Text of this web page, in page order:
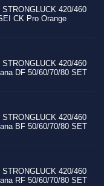
420/460
CK Pro Orange
420/460
DF 50/60/70/80 SET
420/460
BF 50/60/70/80 SET
420/460
RF 50/60/70/80 SET